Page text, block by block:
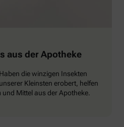
aus der Apotheke
die winzigen Insekten
Kleinsten erobert, helfen
Mittel aus der Apotheke.